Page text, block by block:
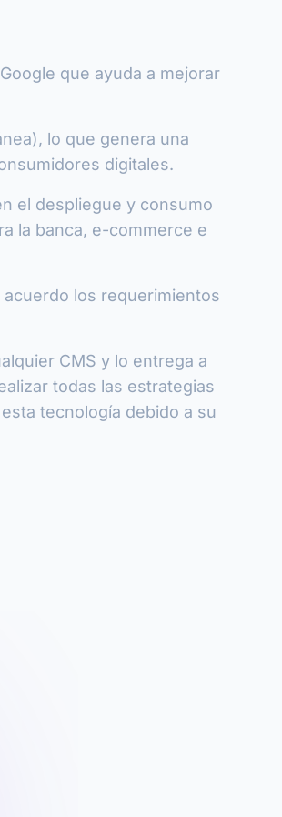
que ayuda a mejorar
lo que genera una
digitales.
el despliegue y consumo
la banca, e-commerce e
los requerimientos
CMS y lo entrega a
todas las estrategias
tecnología debido a su